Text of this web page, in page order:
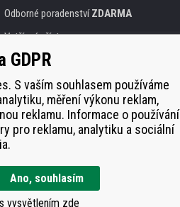
Odborné poradenstvíZDARMA
Vstřícný přístup
Zlatýcertifikát
Bezpečnéon-line platby
GDPR
S vaším souhlasem používáme
měření výkonu reklam,
reklamu. Informace o používání
pro reklamu, analytiku a sociální
Ano, souhlasím
vysvětlením zde